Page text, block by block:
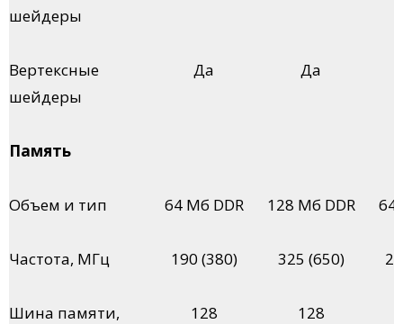
шейдеры
Вертексные
шейдеры
Да Да
Память
Объем и тип 64 Мб DDR 128 Мб DDR 64
Частота, МГц 190 (380) 325 (650)
Шина памяти,
128 128